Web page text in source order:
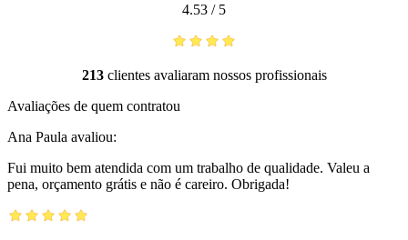
4.53 / 5
213clientes avaliaram nossos profissionais
Avaliações de quem contratou
Ana Paula avaliou:
Fui muito bem atendida com um trabalho de qualidade. Valeu a
pena, orçamento grátis e não é careiro. Obrigada!